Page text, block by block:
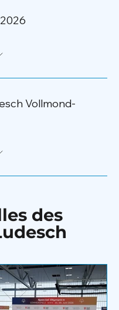
Vollmond-
des